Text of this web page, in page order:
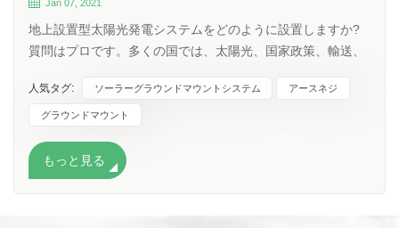
Jan 07, 2021
地上設置型太陽光発電システムをどのように設置しますか?
質問はプロです。多くの国では、太陽光、国家政策、輸送、
置についてさまざまな質問があります。 あらゆるタイプの土
壌に対応するソーラー地上設置ソリューションがあります。
質、または粘土質に分類できます。 最も一般的な 4 つのソー
ラー グラウンド マウント ソリューション: グラウンド スク
人気タグ: ソーラーグラウンドマウントシステム アースネジ
グラウンドマウント
もっと見る